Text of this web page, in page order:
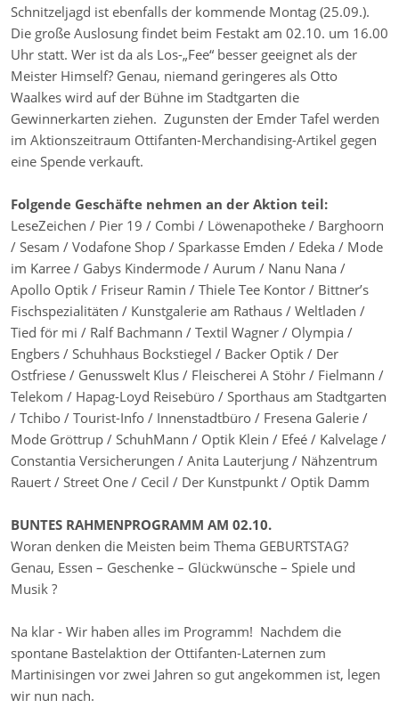
Schnitzeljagd ist ebenfalls der kommende Montag (25.09.).
Die große Auslosung findet beim Festakt am 02.10. um 16.00
Uhr statt. Wer ist da als Los-„Fee“ besser geeignet als der
Meister Himself? Genau, niemand geringeres als Otto
Waalkes wird auf der Bühne im Stadtgarten die
Gewinnerkarten ziehen. Zugunsten der Emder Tafel werden
im Aktionszeitraum Ottifanten-Merchandising-Artikel gegen
eine Spende verkauft.
Folgende Geschäfte nehmen an der Aktion teil:
LeseZeichen / Pier 19 / Combi / Löwenapotheke / Barghoorn
/ Sesam / Vodafone Shop / Sparkasse Emden / Edeka / Mode
im Karree / Gabys Kindermode / Aurum / Nanu Nana /
Apollo Optik / Friseur Ramin / Thiele Tee Kontor / Bittner’s
Fischspezialitäten / Kunstgalerie am Rathaus / Weltladen /
Tied för mi / Ralf Bachmann / Textil Wagner / Olympia /
Engbers / Schuhhaus Bockstiegel / Backer Optik / Der
Ostfriese / Genusswelt Klus / Fleischerei A Stöhr / Fielmann /
Telekom / Hapag-Loyd Reisebüro / Sporthaus am Stadtgarten
/ Tchibo / Tourist-Info / Innenstadtbüro / Fresena Galerie /
Mode Gröttrup / SchuhMann / Optik Klein / Efeé / Kalvelage /
Constantia Versicherungen / Anita Lauterjung / Nähzentrum
Rauert / Street One / Cecil / Der Kunstpunkt / Optik Damm
BUNTES RAHMENPROGRAMM AM 02.10.
Woran denken die Meisten beim Thema GEBURTSTAG?
Genau, Essen – Geschenke – Glückwünsche – Spiele und
Musik ?
Na klar - Wir haben alles im Programm! Nachdem die
spontane Bastelaktion der Ottifanten-Laternen zum
Martinisingen vor zwei Jahren so gut angekommen ist, legen
wir nun nach.